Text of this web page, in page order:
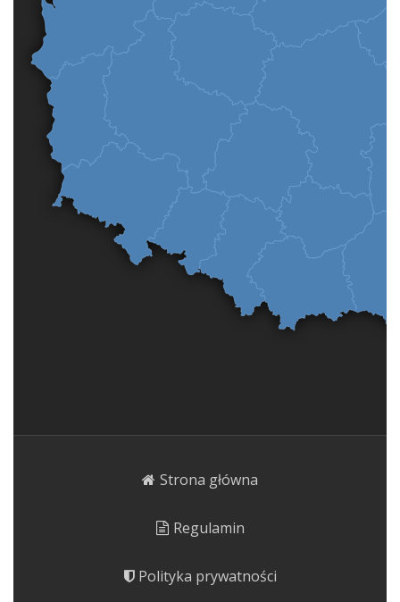
Strona główna
Regulamin
Polityka prywatności